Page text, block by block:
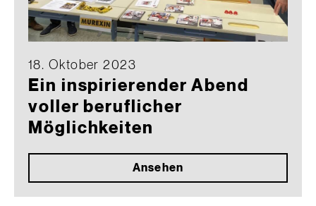
18. Oktober 2023
Ein inspirierender Abend
voller beruflicher
Möglichkeiten
Ansehen